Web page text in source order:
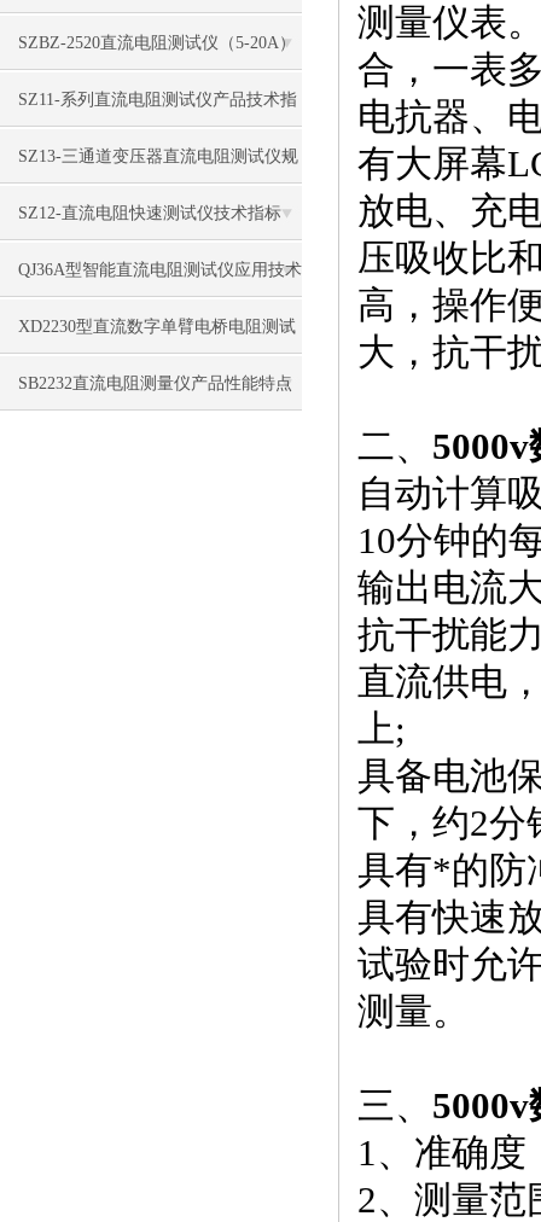
3A）功能特点
​SZBZ-2520直流电阻测试仪（5-20A）
性能特征
​SZ11-系列直流电阻测试仪产品技术指
标
​SZ13-三通道变压器直流电阻测试仪规
格特点
SZ12-直流电阻快速测试仪技术指标
QJ36A型智能直流电阻测试仪应用技术
特点
XD2230型直流数字单臂电桥电阻测试
仪性能特点
SB2232直流电阻测量仪产品性能特点
测量仪表
合，一表
电抗器、
有大屏幕
放电、充
压吸收比
高，操作
大，抗干
二、
自动计算
10分钟的
输出电流
抗干扰能
直流供电
上;
具备电池
下，约2分
具有*的防
具有快速
试验时允
测量。
三、
1、准确度
2、测量范